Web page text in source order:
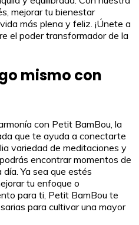
mejorar tu bienestar
más plena y feliz. ¡Únete a
el poder transformador de la
mismo con
con Petit BamBou, la
que te ayuda a conectarte
variedad de meditaciones y
encontrar momentos de
Ya sea que estés
tu enfoque o
para ti, Petit BamBou te
para cultivar una mayor